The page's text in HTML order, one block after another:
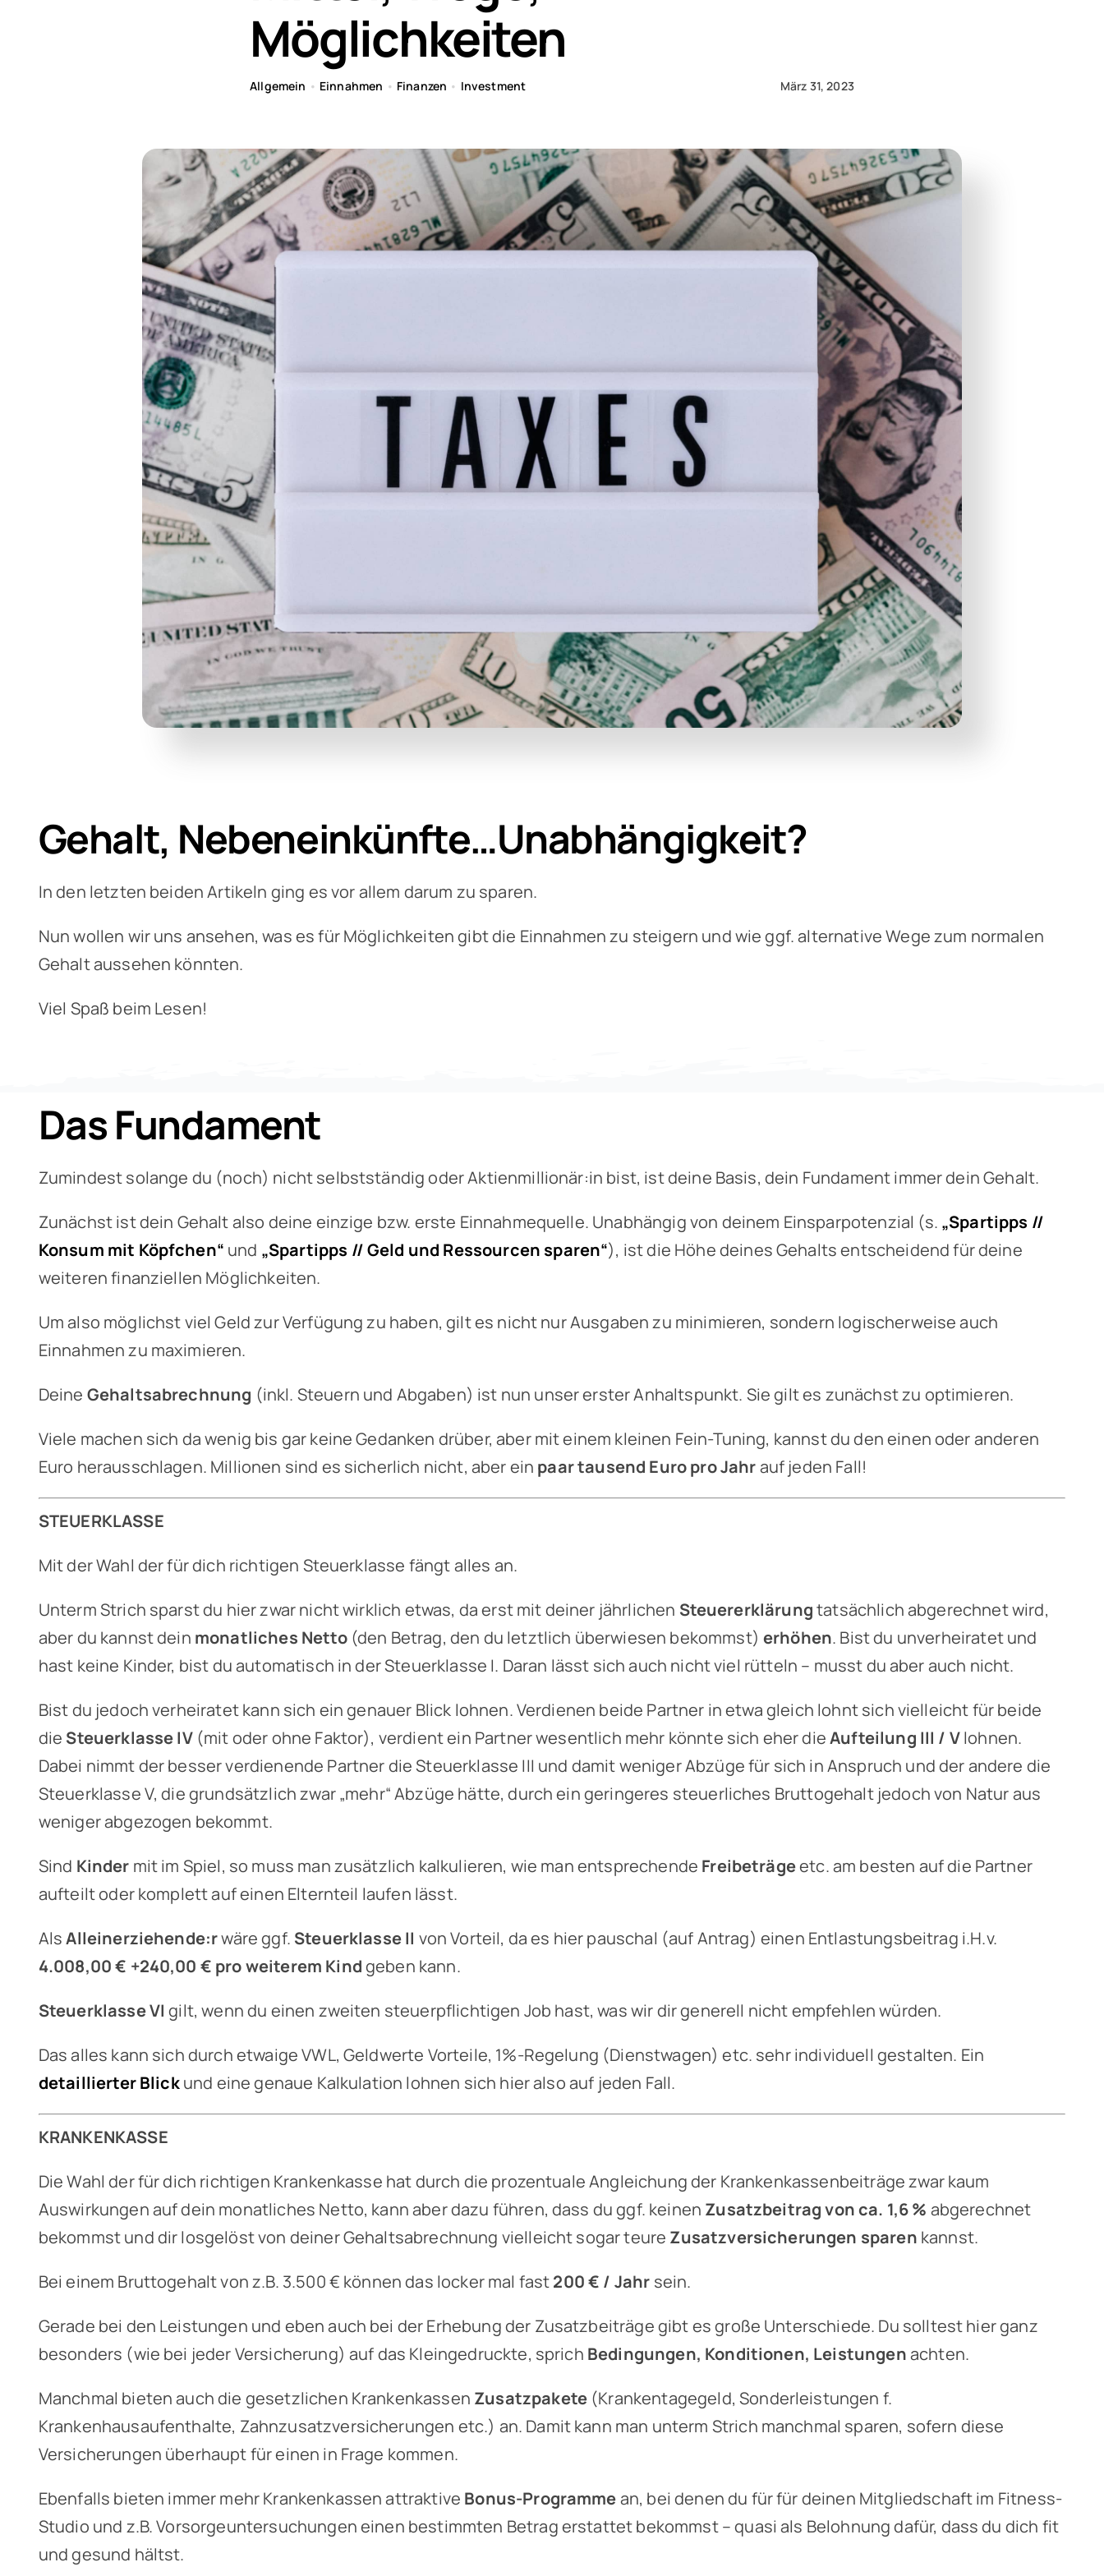
Möglichkeiten
Allgemein • Einnahmen • Finanzen • Investment März 31, 2023
Gehalt, Nebeneinkünfte…Unabhängigkeit?
In den letzten beiden Artikeln ging es vor allem darum zu sparen.
Nun wollen wir uns ansehen, was es für Möglichkeiten gibt die Einnahmen zu steigern und wie ggf. alternative Wege zum normalen
Gehalt aussehen könnten.
Viel Spaß beim Lesen!
Das Fundament
Zumindest solange du (noch) nicht selbstständig oder Aktienmillionär:in bist, ist deine Basis, dein Fundament immer dein Gehalt.
Zunächst ist dein Gehalt also deine einzige bzw. erste Einnahmequelle. Unabhängig von deinem Einsparpotenzial (s. „Spartipps //
Konsum mit Köpfchen“ und „Spartipps // Geld und Ressourcen sparen“), ist die Höhe deines Gehalts entscheidend für deine
weiteren finanziellen Möglichkeiten.
Um also möglichst viel Geld zur Verfügung zu haben, gilt es nicht nur Ausgaben zu minimieren, sondern logischerweise auch
Einnahmen zu maximieren.
Deine Gehaltsabrechnung (inkl. Steuern und Abgaben) ist nun unser erster Anhaltspunkt. Sie gilt es zunächst zu optimieren.
Viele machen sich da wenig bis gar keine Gedanken drüber, aber mit einem kleinen Fein-Tuning, kannst du den einen oder anderen
Euro herausschlagen. Millionen sind es sicherlich nicht, aber ein paar tausend Euro pro Jahrauf jeden Fall!
STEUERKLASSE
Mit der Wahl der für dich richtigen Steuerklasse fängt alles an.
Unterm Strich sparst du hier zwar nicht wirklich etwas, da erst mit deiner jährlichen Steuererklärungtatsächlich abgerechnet wird,
aber du kannst dein monatliches Netto(den Betrag, den du letztlich überwiesen bekommst)erhöhen. Bist du unverheiratet und
hast keine Kinder, bist du automatisch in der Steuerklasse I. Daran lässt sich auch nicht viel rütteln – musst du aber auch nicht.
Bist du jedoch verheiratet kann sich ein genauer Blick lohnen. Verdienen beide Partner in etwa gleich lohnt sich vielleicht für beide
die Steuerklasse IV (mit oder ohne Faktor), verdient ein Partner wesentlich mehr könnte sich eher dieAufteilung III / Vlohnen.
Dabei nimmt der besser verdienende Partner die Steuerklasse III und damit weniger Abzüge für sich in Anspruch und der andere die
Steuerklasse V, die grundsätzlich zwar „mehr“ Abzüge hätte, durch ein geringeres steuerliches Bruttogehalt jedoch von Natur aus
weniger abgezogen bekommt.
Sind Kinder mit im Spiel, so muss man zusätzlich kalkulieren, wie man entsprechende Freibeträgeetc. am besten auf die Partner
aufteilt oder komplett auf einen Elternteil laufen lässt.
AlsAlleinerziehende:rwäre ggf. Steuerklasse II von Vorteil, da es hier pauschal (auf Antrag) einen Entlastungsbeitrag i.H.v.
4.008,00 € +240,00 € pro weiterem Kindgeben kann.
Steuerklasse VI gilt, wenn du einen zweiten steuerpflichtigen Job hast, was wir dir generell nicht empfehlen würden.
Das alles kann sich durch etwaige VWL, Geldwerte Vorteile, 1%-Regelung (Dienstwagen) etc. sehr individuell gestalten. Ein
detaillierter Blickund eine genaue Kalkulation lohnen sich hier also auf jeden Fall.
KRANKENKASSE
Die Wahl der für dich richtigen Krankenkasse hat durch die prozentuale Angleichung der Krankenkassenbeiträge zwar kaum
Auswirkungen auf dein monatliches Netto, kann aber dazu führen, dass du ggf. keinen Zusatzbeitrag von ca. 1,6 % abgerechnet
bekommst und dir losgelöst von deiner Gehaltsabrechnung vielleicht sogar teure Zusatzversicherungen sparen kannst.
Bei einem Bruttogehalt von z.B. 3.500 € können das locker mal fast200 € / Jahr sein.
Gerade bei den Leistungen und eben auch bei der Erhebung der Zusatzbeiträge gibt es große Unterschiede. Du solltest hier ganz
besonders (wie bei jeder Versicherung) auf das Kleingedruckte, sprich Bedingungen, Konditionen, Leistungenachten.
Manchmal bieten auch die gesetzlichen Krankenkassen Zusatzpakete (Krankentagegeld, Sonderleistungen f.
Krankenhausaufenthalte, Zahnzusatzversicherungen etc.) an. Damit kann man unterm Strich manchmal sparen, sofern diese
Versicherungen überhaupt für einen in Frage kommen.
Ebenfalls bieten immer mehr Krankenkassen attraktive Bonus-Programmean, bei denen du für für deinen Mitgliedschaft im Fitness-
Studio und z.B. Vorsorgeuntersuchungen einen bestimmten Betrag erstattet bekommst – quasi als Belohnung dafür, dass du dich fit
und gesund hältst.